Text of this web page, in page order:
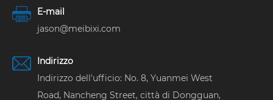
E-mail
jason@meibixi.com
Indirizzo
Indirizzo dell'ufficio: No. 8, Yuanmei West
Road, Nancheng Street, città di Dongguan,